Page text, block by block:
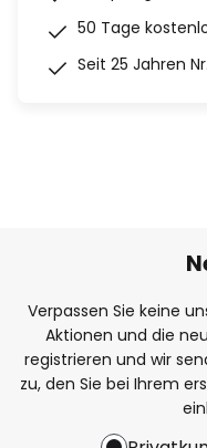
50 Tage
Seit 25 Jahren
Verpassen Sie keine
Aktionen und die
registrieren und wir
zu, den Sie bei Ihrem